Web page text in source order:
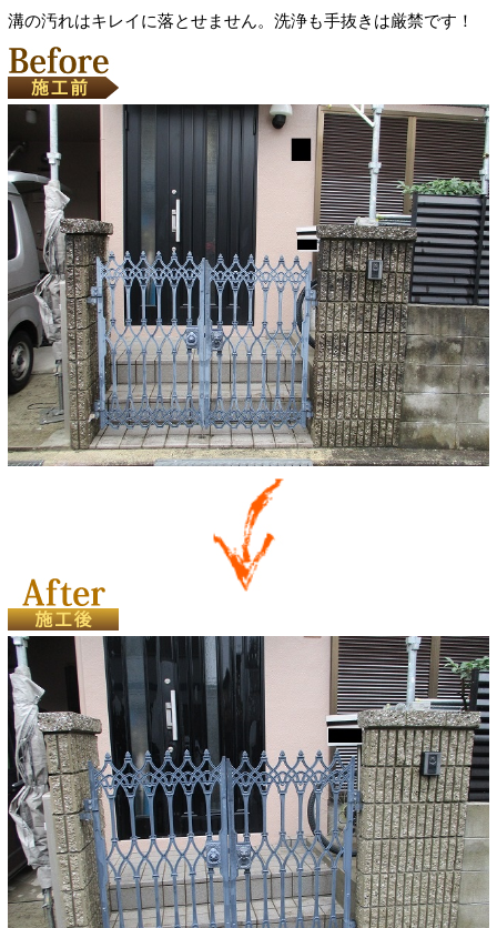
溝の汚れはキレイに落とせません。洗浄も手抜きは厳禁です！